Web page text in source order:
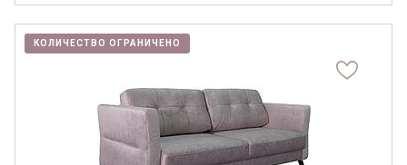
КОЛИЧЕСТВО ОГРАНИЧЕНО